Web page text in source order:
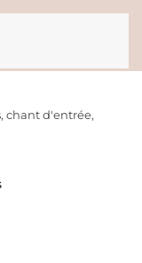
chant d'entrée,